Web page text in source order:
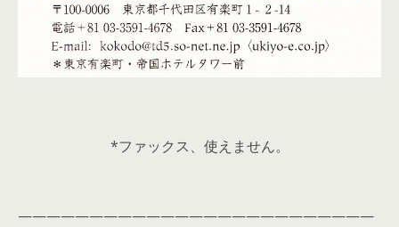
*ファックス、使えません。
—————————————————————————